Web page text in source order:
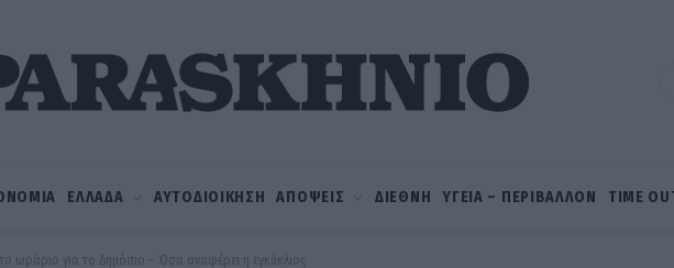
ΕΛΛΑΔΑ ΑΥΤΟΔΙΟΙΚΗΣΗ ΑΠΟΨΕΙΣ ΔΙΕΘΝΗ ΥΓΕΙΑ – ΠΕΡΙΒΑΛΛΟΝ TIME
ωράριο για το Δημόσιο – Όσα αναφέρει η εγκύκλιος